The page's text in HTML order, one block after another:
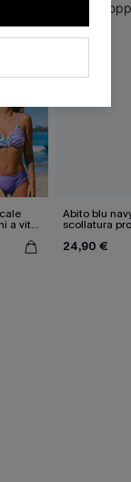
a vita
Abito blu
scollatura
24,90 €